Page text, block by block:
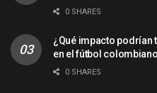
0 SHARES
¿Qué impacto podrían
en el fútbol
0 SHARES